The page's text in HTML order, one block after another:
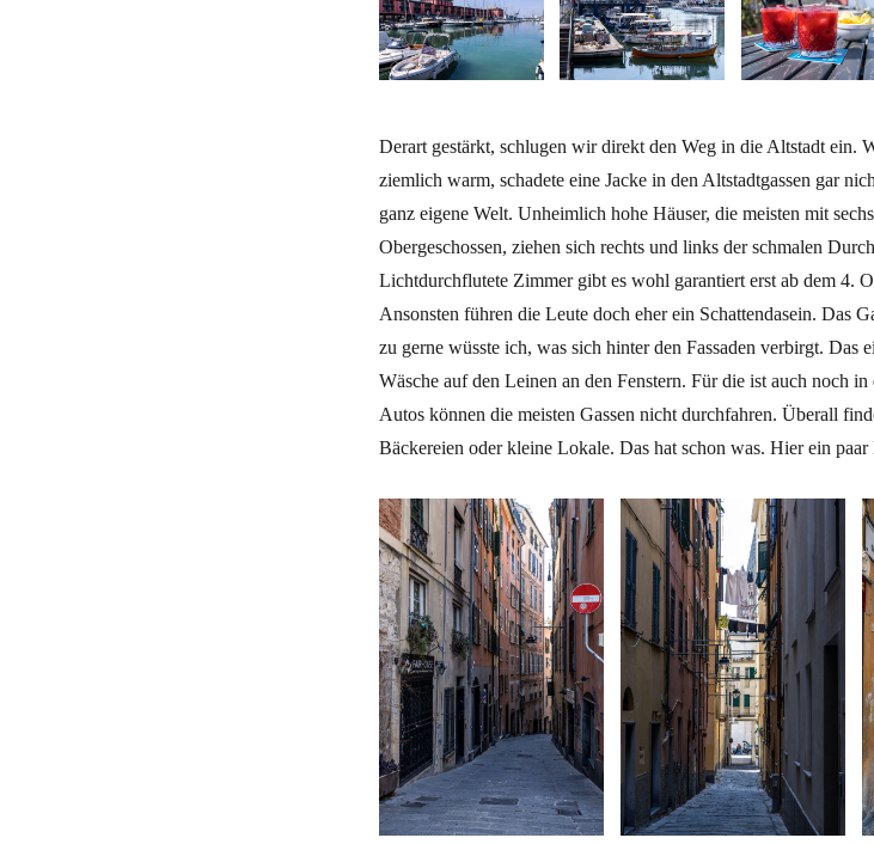
Derart gestärkt, schlugen wir direkt den Weg in die Altstadt ein.
ziemlich warm, schadete eine Jacke in den Altstadtgassen gar
ganz eigene Welt. Unheimlich hohe Häuser, die meisten mit
Obergeschossen, ziehen sich rechts und links der schmalen
Lichtdurchflutete Zimmer gibt es wohl garantiert erst ab dem 4.
Ansonsten führen die Leute doch eher ein Schattendasein. Das
zu gerne wüsste ich, was sich hinter den Fassaden verbirgt. Das
Wäsche auf den Leinen an den Fenstern. Für die ist auch noch in
Autos können die meisten Gassen nicht durchfahren. Überall
Bäckereien oder kleine Lokale. Das hat schon was. Hier ein paar